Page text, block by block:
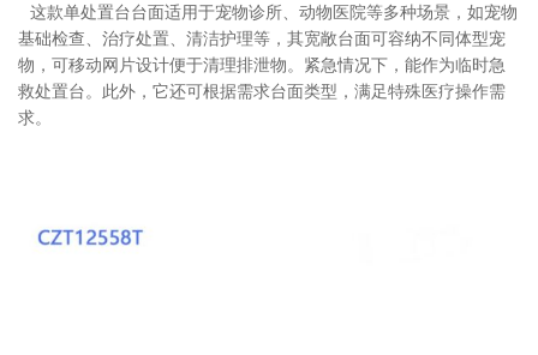
这款单处置台台面适用于宠物诊所、动物医院等多种场景，如宠物
基础检查、治疗处置、清洁护理等，其宽敞台面可容纳不同体型宠
物，可移动网片设计便于清理排泄物。紧急情况下，能作为临时急
救处置台。此外，它还可根据需求台面类型，满足特殊医疗操作需
求。